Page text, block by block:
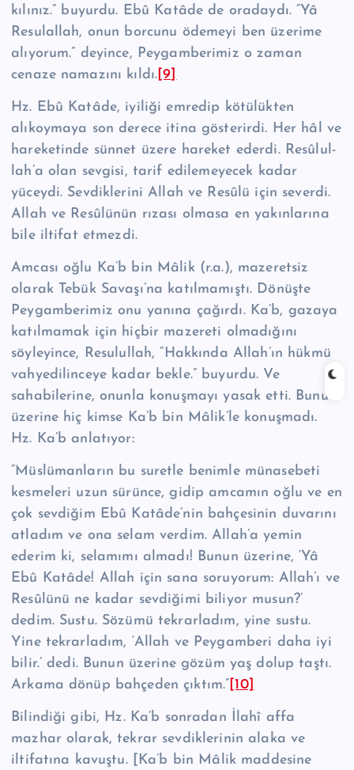
kılınız.” buyurdu. Ebû Katâde de oradaydı. “Yâ
Resulallah, onun borcunu ödeme­yi ben üzerime
alıyorum.” deyince, Peygamberimiz o zaman
cenaze namazını kıldı. [9]
Hz. Ebû Katâde, iyiliği emredip kötülükten
alıkoymaya son derece itina gösterirdi. Her hâl ve
hareketinde sünnet üzere hareket ederdi. Re­sû­lul­
lah’a olan sevgisi, tarif edilemeyecek kadar
yüceydi. Sevdiklerini Allah ve Resûlü için severdi.
Allah ve Resûlünün rızası olmasa en yakınlarına
bile iltifat etmezdi.
Amcası oğlu Ka’b bin Mâlik (r.a.), mazeretsiz
olarak Tebük Savaşı’na katılmamıştı. Dönüşte
Peygamberimiz onu yanına çağırdı. Ka’b, gazaya
katılmamak için hiçbir mazereti olmadığını
söyleyince, Resulullah, “Hakkında Allah’ın hükmü
vahyedilinceye kadar bekle.” buyurdu. Ve
sahabilerine, onunla konuşmayı yasak etti. Bunun
üzerine hiç kimse Ka’b bin Mâlik’le konuşmadı.
Hz. Ka’b anlatıyor:
“Müslümanların bu suretle benimle münasebeti
kesmeleri uzun sürünce, gidip amcamın oğlu ve en
çok sevdiğim Ebû Katâde’nin bahçesinin duvarını
atladım ve ona selam verdim. Allah’a yemin
ederim ki, selamımı almadı! Bunun üzerine, ‘Yâ
Ebû Ka­tâde! Allah için sana soruyorum: Allah’ı ve
Resûlünü ne kadar sevdiğimi biliyor musun?’
dedim. Sustu. Sözümü tekrarladım, yine sustu.
Yine tekrarladım, ‘Allah ve Peygam­beri daha iyi
bilir.’ dedi. Bunun üzerine gözüm yaş dolup taştı.
Arkama dönüp bah­çe­den çıktım.” [10]
Bilindiği gibi, Hz. Ka’b sonradan İlahî affa
mazhar olarak, tekrar sevdikleri­nin alaka ve
iltifatına kavuştu. [Ka’b bin Mâlik maddesine